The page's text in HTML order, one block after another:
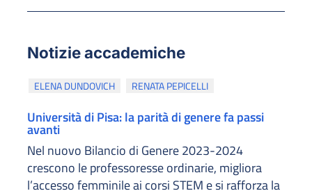
Notizie accademiche
ELENA DUNDOVICH RENATA PEPICELLI
Università di Pisa: la parità di genere fa passi
avanti
Nel nuovo Bilancio di Genere 2023-2024
crescono le professoresse ordinarie, migliora
l’accesso femminile ai corsi STEM e si rafforza la